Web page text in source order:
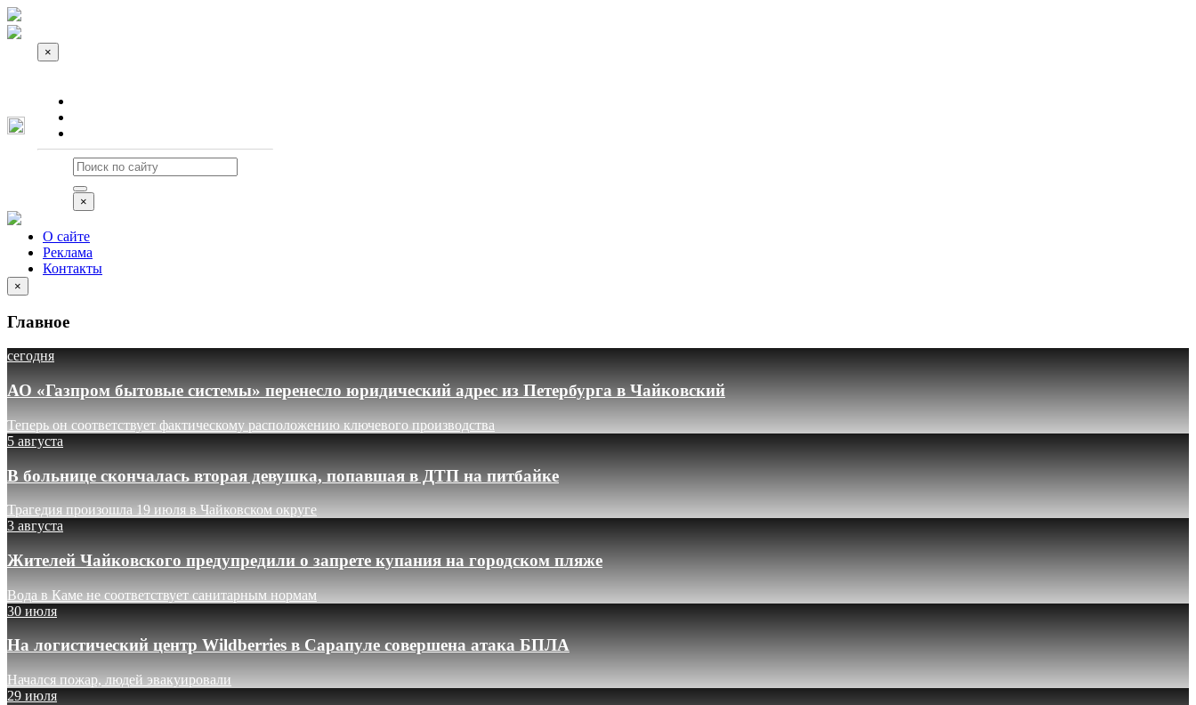
×
×
О сайте
Реклама
Контакты
×
Главное
сегодня
АО «Газпром бытовые системы» перенесло юридический адрес из Петербурга в Чайковский
Теперь он соответствует фактическому расположению ключевого производства
5 августа
В больнице скончалась вторая девушка, попавшая в ДТП на питбайке
Трагедия произошла 19 июля в Чайковском округе
3 августа
Жителей Чайковского предупредили о запрете купания на городском пляже
Вода в Каме не соответствует санитарным нормам
30 июля
На логистический центр Wildberries в Сарапуле совершена атака БПЛА
Начался пожар, людей эвакуировали
29 июля